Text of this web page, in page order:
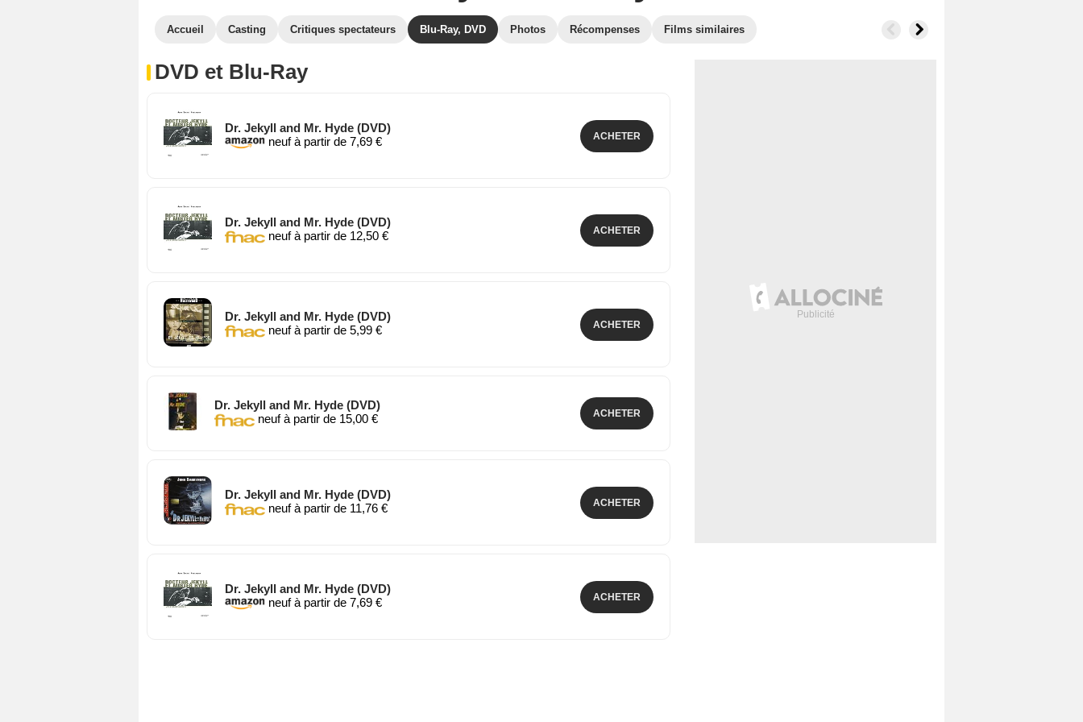
Accueil Casting Critiques spectateurs Blu-Ray, DVD Photos Récompenses Films similaires
DVD et Blu-Ray
Dr. Jekyll and Mr. Hyde (DVD)
neuf à partir de 7,69 €
ACHETER
Dr. Jekyll and Mr. Hyde (DVD)
neuf à partir de 12,50 €
ACHETER
Dr. Jekyll and Mr. Hyde (DVD)
neuf à partir de 5,99 €
ACHETER
Dr. Jekyll and Mr. Hyde (DVD)
neuf à partir de 15,00 €
ACHETER
Dr. Jekyll and Mr. Hyde (DVD)
neuf à partir de 11,76 €
ACHETER
Dr. Jekyll and Mr. Hyde (DVD)
neuf à partir de 7,69 €
ACHETER